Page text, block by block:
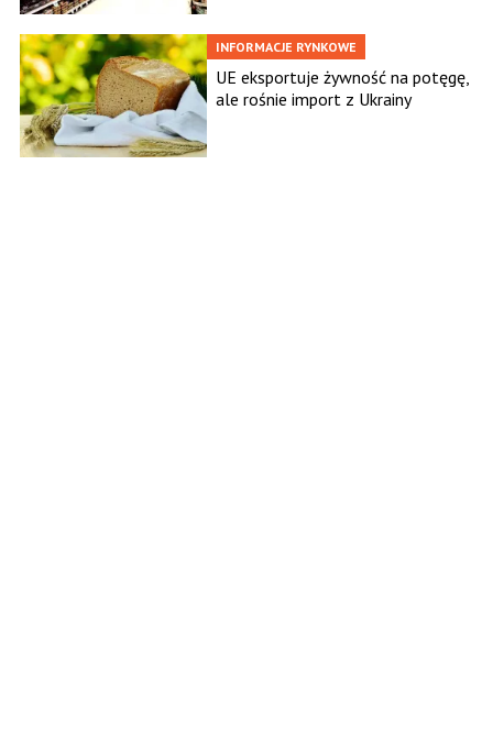
INFORMACJE RYNKOWE
UE eksportuje żywność na potęgę,
ale rośnie import z Ukrainy